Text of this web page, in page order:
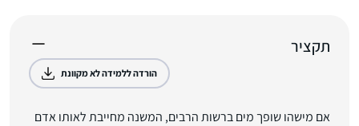
תקציר
הורדה ללמידה לא מקוונת
אם מישהו שופך מים ברשות הרבים, המשנה מחייבת לאותו אדם